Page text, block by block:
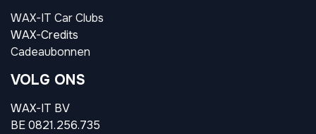
WAX-IT Car Clubs
WAX-Credits
Cadeaubonnen
VOLG ONS
WAX-IT BV
BE 0821.256.735